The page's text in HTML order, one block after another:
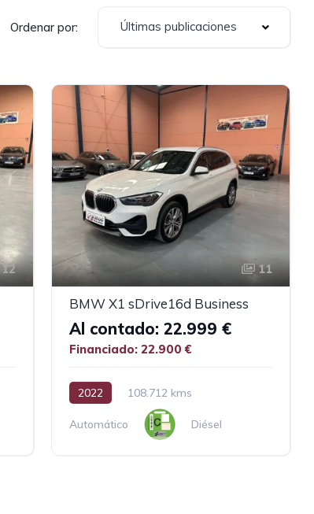
Ordenar por: Últimas publicaciones
12 11
BMW X1 sDrive16d Business
Al contado: 22.999 €
Financiado: 22.900 €
2022 108.712 kms
Automático Diésel